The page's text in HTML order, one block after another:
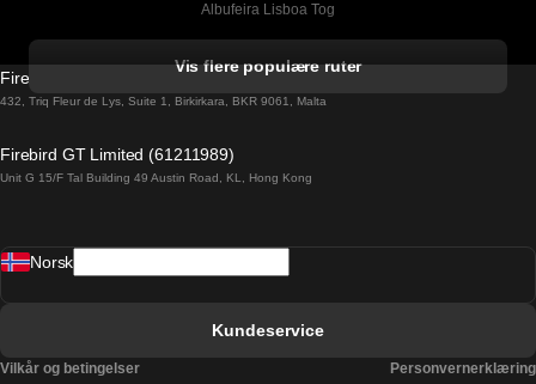
Albufeira Lisboa Tog
Barcelona Madrid Tog
Barcelona Sevilla Tog
Vis flere populære ruter
Firebird GT Limited (OC 1451)
432, Triq Fleur de Lys, Suite 1, Birkirkara, BKR 9061, Malta
Firebird GT Limited (61211989)
Unit G 15/F Tal Building 49 Austin Road, KL, Hong Kong
Norsk
Kundeservice
Vilkår og betingelser Personvernerklæring